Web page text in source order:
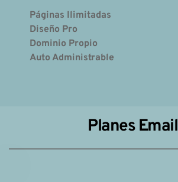
Páginas Ilimitadas
Diseño Pro
Dominio Propio
Auto Administrable
Planes Email